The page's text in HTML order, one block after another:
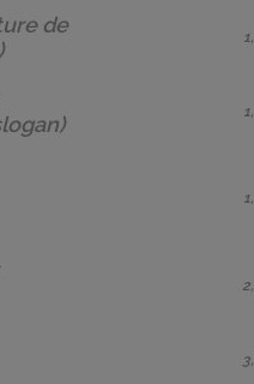
de